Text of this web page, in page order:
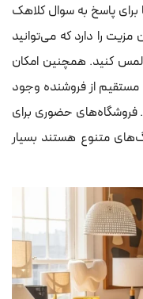
پاسخ به سوال کلاهک
را دارد که می‌توانید
لمس کنید. همچنین امکان
از فروشنده وجود
فروشگاه‌های حضوری برای
متنوع هستند بسیار